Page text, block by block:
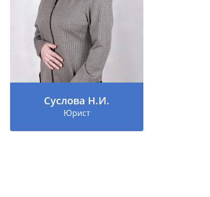
Суслова Н.И.
Юрист